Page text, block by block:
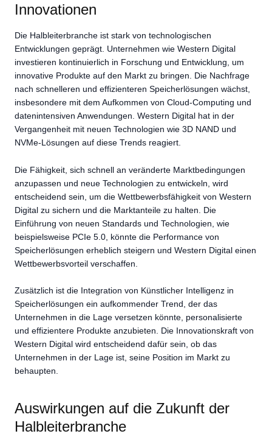
Innovationen
Die Halbleiterbranche ist stark von technologischen
Entwicklungen geprägt. Unternehmen wie Western Digital
investieren kontinuierlich in Forschung und Entwicklung, um
innovative Produkte auf den Markt zu bringen. Die Nachfrage
nach schnelleren und effizienteren Speicherlösungen wächst,
insbesondere mit dem Aufkommen von Cloud-Computing und
datenintensiven Anwendungen. Western Digital hat in der
Vergangenheit mit neuen Technologien wie 3D NAND und
NVMe-Lösungen auf diese Trends reagiert.
Die Fähigkeit, sich schnell an veränderte Marktbedingungen
anzupassen und neue Technologien zu entwickeln, wird
entscheidend sein, um die Wettbewerbsfähigkeit von Western
Digital zu sichern und die Marktanteile zu halten. Die
Einführung von neuen Standards und Technologien, wie
beispielsweise PCIe 5.0, könnte die Performance von
Speicherlösungen erheblich steigern und Western Digital einen
Wettbewerbsvorteil verschaffen.
Zusätzlich ist die Integration von Künstlicher Intelligenz in
Speicherlösungen ein aufkommender Trend, der das
Unternehmen in die Lage versetzen könnte, personalisierte
und effizientere Produkte anzubieten. Die Innovationskraft von
Western Digital wird entscheidend dafür sein, ob das
Unternehmen in der Lage ist, seine Position im Markt zu
behaupten.
Auswirkungen auf die Zukunft der
Halbleiterbranche